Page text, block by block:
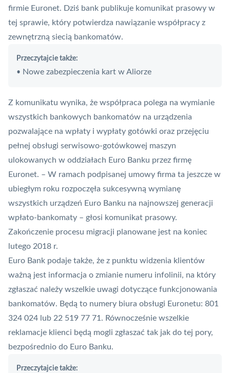
firmie Euronet. Dziś bank publikuje komunikat prasowy w
tej sprawie, który potwierdza nawiązanie współpracy z
zewnętrzną siecią bankomatów.
Przeczytajcie także:
• Nowe zabezpieczenia kart w Aliorze
Z komunikatu wynika, że współpraca polega na wymianie
wszystkich bankowych bankomatów na urządzenia
pozwalające na wpłaty i wypłaty gotówki oraz przejęciu
pełnej obsługi serwisowo-gotówkowej maszyn
ulokowanych w oddziałach Euro Banku przez firmę
Euronet. – W ramach podpisanej umowy firma ta jeszcze w
ubiegłym roku rozpoczęła sukcesywną wymianę
wszystkich urządzeń Euro Banku na najnowszej generacji
wpłato-bankomaty – głosi komunikat prasowy.
Zakończenie procesu migracji planowane jest na koniec
lutego 2018 r.
Euro Bank podaje także, że z punktu widzenia klientów
ważną jest informacja o zmianie numeru infolinii, na który
zgłaszać należy wszelkie uwagi dotyczące funkcjonowania
bankomatów. Będą to numery biura obsługi Euronetu: 801
324 024 lub 22 519 77 71. Równocześnie wszelkie
reklamacje klienci będą mogli zgłaszać tak jak do tej pory,
bezpośrednio do Euro Banku.
Przeczytajcie także: